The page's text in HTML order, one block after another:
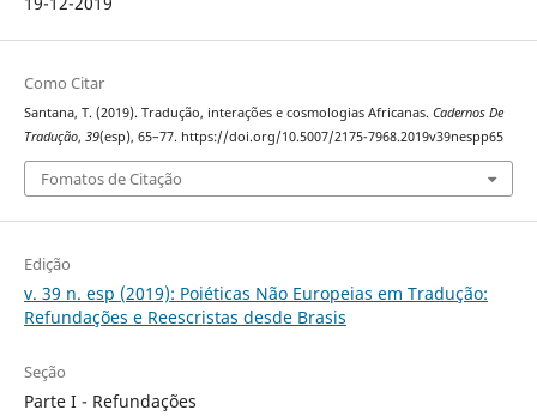
Como Citar
Santana, T. (2019). Tradução, interações e cosmologias Africanas. Cadernos De
Tradução, 39(esp), 65–77. https://doi.org/10.5007/2175-7968.2019v39nespp65
Fomatos de Citação
Edição
v. 39 n. esp (2019): Poiéticas Não Europeias em Tradução:
Refundações e Reescristas desde Brasis
Seção
Parte I - Refundações